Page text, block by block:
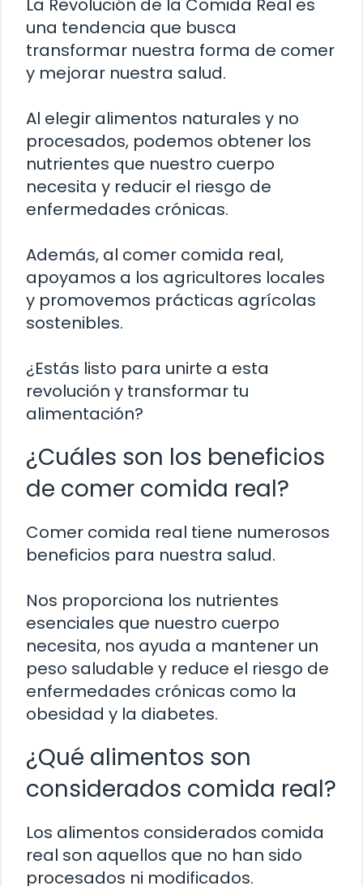
La Revolución de la Comida Real es
una tendencia que busca
transformar nuestra forma de comer
y mejorar nuestra salud.
Al elegir alimentos naturales y no
procesados, podemos obtener los
nutrientes que nuestro cuerpo
necesita y reducir el riesgo de
enfermedades crónicas.
Además, al comer comida real,
apoyamos a los agricultores locales
y promovemos prácticas agrícolas
sostenibles.
¿Estás listo para unirte a esta
revolución y transformar tu
alimentación?
¿Cuáles son los beneficios
de comer comida real?
Comer comida real tiene numerosos
beneficios para nuestra salud.
Nos proporciona los nutrientes
esenciales que nuestro cuerpo
necesita, nos ayuda a mantener un
peso saludable y reduce el riesgo de
enfermedades crónicas como la
obesidad y la diabetes.
¿Qué alimentos son
considerados comida real?
Los alimentos considerados comida
real son aquellos que no han sido
procesados ni modificados.